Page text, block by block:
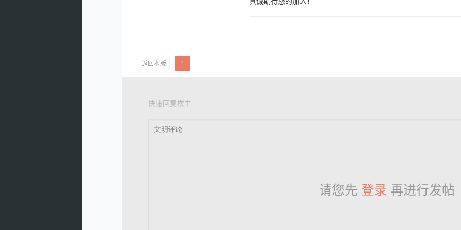
返回本版 1
请您先 登录 再进行发帖
快速回复楼主